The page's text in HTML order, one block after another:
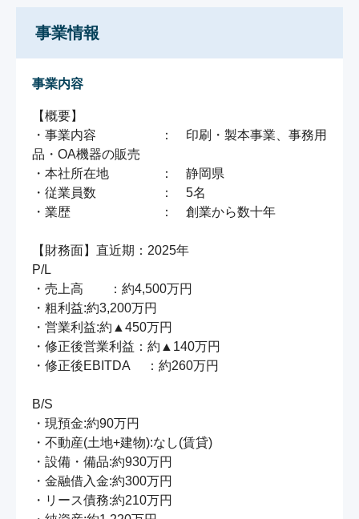
事業情報
事業内容
【概要】
・事業内容　　　　　：　印刷・製本事業、事務用
品・OA機器の販売
・本社所在地　　　　：　静岡県
・従業員数　　　　　：　5名
・業歴　　　　　　　：　創業から数十年
【財務面】直近期：2025年
P/L
・売上高　　：約4,500万円
・粗利益:約3,200万円
・営業利益:約▲450万円
・修正後営業利益：約▲140万円
・修正後EBITDA 　：約260万円
B/S
・現預金:約90万円
・不動産(土地+建物):なし(賃貸)
・設備・備品:約930万円
・金融借入金:約300万円
・リース債務:約210万円